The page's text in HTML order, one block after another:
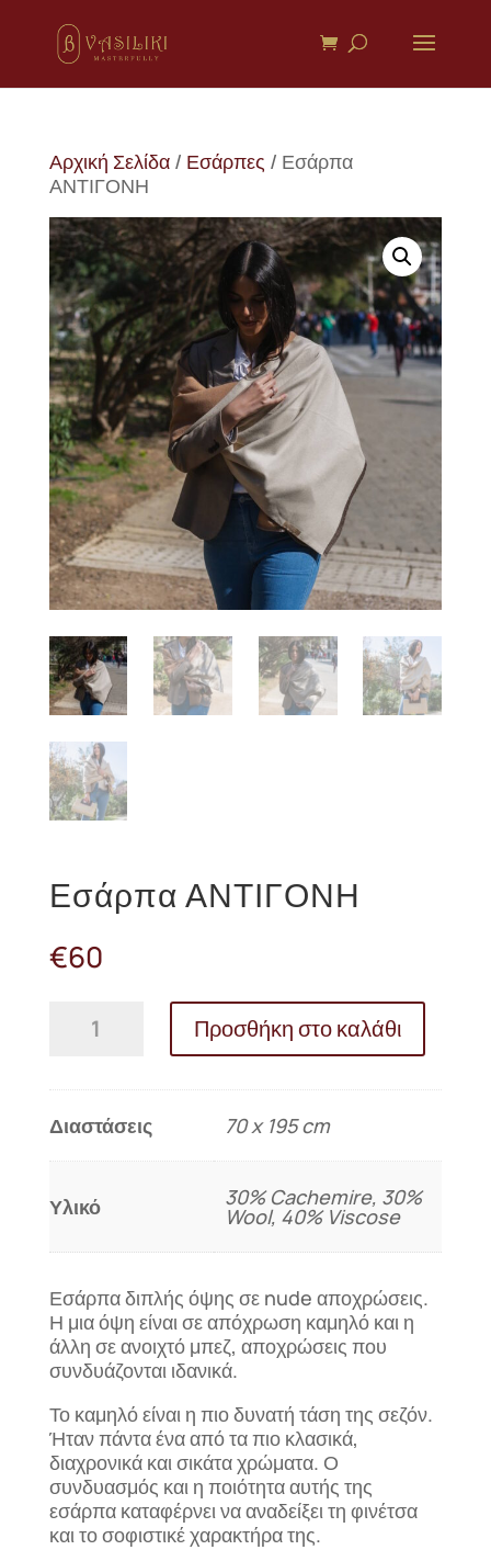
Αρχική Σελίδα/ Εσάρπες / Εσάρπα
ΑΝΤΙΓΟΝΗ
Εσάρπα ΑΝΤΙΓΟΝΗ
€60
ΑΝΤΙΓΟΝΗ
Προσθήκη στο καλάθι
Διαστάσεις 70 x 195 cm
Υλικό 30% Cachemire, 30%
Wool, 40% Viscose
Εσάρπα διπλής όψης σε nude αποχρώσεις.
Η μια όψη είναι σε απόχρωση καμηλό και η
άλλη σε ανοιχτό μπεζ, αποχρώσεις που
συνδυάζονται ιδανικά.
Το καμηλό είναι η πιο δυνατή τάση της σεζόν.
Ήταν πάντα ένα από τα πιο κλασικά,
διαχρονικά και σικάτα χρώματα. Ο
συνδυασμός και η ποιότητα αυτής της
εσάρπα καταφέρνει να αναδείξει τη φινέτσα
και το σοφιστικέ χαρακτήρα της.